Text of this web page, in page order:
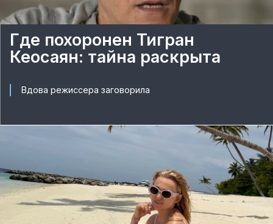
Где похоронен Тигран
Кеосаян: тайна раскрыта
Вдова режиссера заговорила